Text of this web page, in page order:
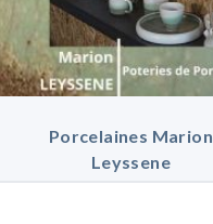
Porcelaines Marion
Leyssene